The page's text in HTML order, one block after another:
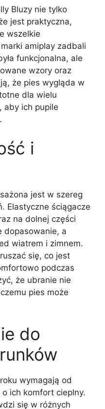
Bluzy nie tylko
jest praktyczna,
wszelkie
amiplay zadbali
funkcjonalna, ale
wzory oraz
że pies wygląda w
dla wielu
aby ich pupile
i
jest w szereg
Elastyczne ściągacze
na dolnej części
dopasowanie, a
wiatrem i zimnem.
się, co jest
podczas
że ubranie nie
pies może
do
wymagają od
o ich komfort cieplny.
się w różnych